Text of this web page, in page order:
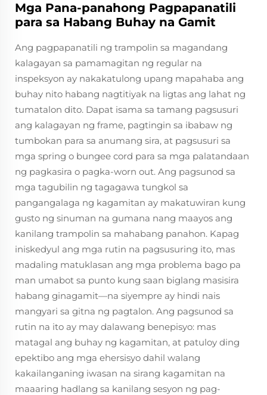
Mga Pana-panahong Pagpapanatili
para sa Habang Buhay na Gamit
Ang pagpapanatili ng trampolin sa magandang
kalagayan sa pamamagitan ng regular na
inspeksyon ay nakakatulong upang mapahaba ang
buhay nito habang nagtitiyak na ligtas ang lahat ng
tumatalon dito. Dapat isama sa tamang pagsusuri
ang kalagayan ng frame, pagtingin sa ibabaw ng
tumbokan para sa anumang sira, at pagsusuri sa
mga spring o bungee cord para sa mga palatandaan
ng pagkasira o pagka-worn out. Ang pagsunod sa
mga tagubilin ng tagagawa tungkol sa
pangangalaga ng kagamitan ay makatuwiran kung
gusto ng sinuman na gumana nang maayos ang
kanilang trampolin sa mahabang panahon. Kapag
iniskedyul ang mga rutin na pagsusuring ito, mas
madaling matuklasan ang mga problema bago pa
man umabot sa punto kung saan biglang masisira
habang ginagamit—na siyempre ay hindi nais
mangyari sa gitna ng pagtalon. Ang pagsunod sa
rutin na ito ay may dalawang benepisyo: mas
matagal ang buhay ng kagamitan, at patuloy ding
epektibo ang mga ehersisyo dahil walang
kakailanganing iwasan na sirang kagamitan na
maaaring hadlang sa kanilang sesyon ng pag-